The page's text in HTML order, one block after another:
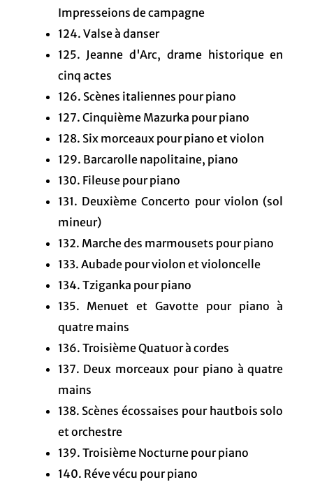
Impresseions de campagne
124. Valse à danser
125. Jeanne d'Arc, drame historique en
cinq actes
126. Scènes italiennes pour piano
127. Cinquième Mazurka pour piano
128. Six morceaux pour piano et violon
129. Barcarolle napolitaine, piano
130. Fileuse pour piano
131. Deuxième Concerto pour violon (sol
mineur)
132. Marche des marmousets pour piano
133. Aubade pour violon et violoncelle
134. Tziganka pour piano
135. Menuet et Gavotte pour piano à
quatre mains
136. Troisième Quatuor à cordes
137. Deux morceaux pour piano à quatre
mains
138. Scènes écossaises pour hautbois solo
et orchestre
139. Troisième Nocturne pour piano
140. Réve vécu pour piano